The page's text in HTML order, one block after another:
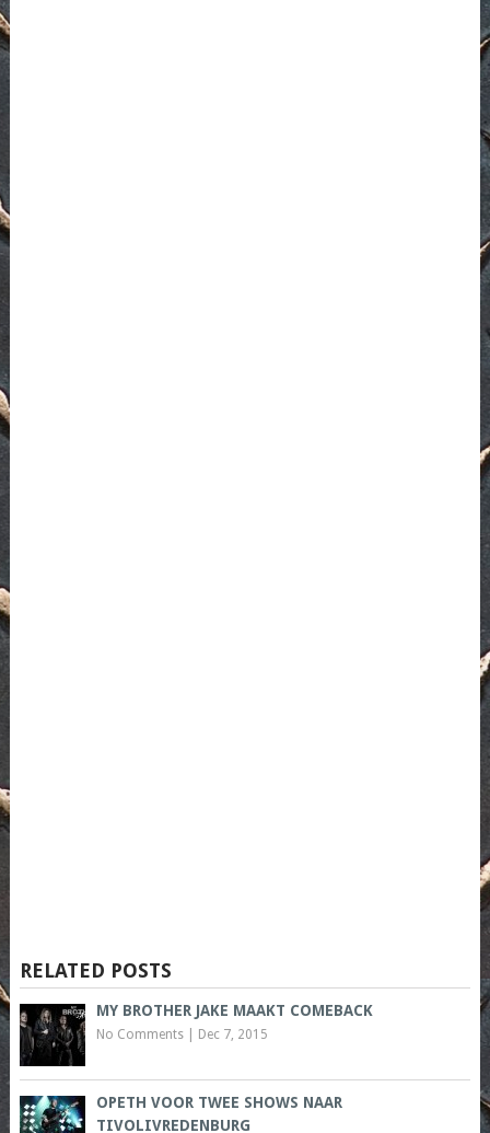
RELATED POSTS
MY BROTHER JAKE MAAKT COMEBACK
No Comments| Dec 7, 2015
OPETH VOOR TWEE SHOWS NAAR
TIVOLIVREDENBURG